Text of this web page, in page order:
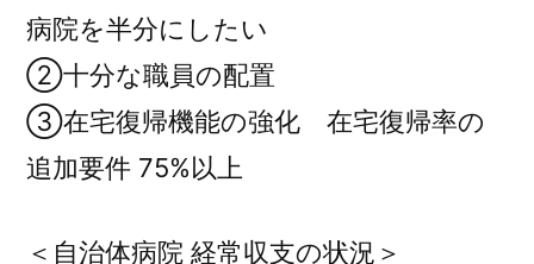
病院を半分にしたい
②十分な職員の配置
③在宅復帰機能の強化 在宅復帰率の
追加要件 75%以上
＜自治体病院 経常収支の状況＞